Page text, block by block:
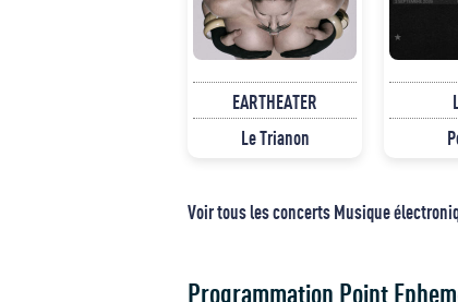
EARTHEATER
Le Trianon
Voir tous les concerts Musique
Programmation Point